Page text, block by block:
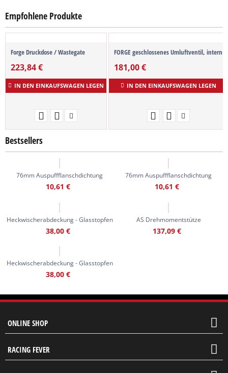
Empfohlene Produkte
Forge Druckdose / Wastegate
223,84€
IN DEN EINKAUFSWAGEN LEGEN
FORGE geschlossenes Umluftventil, intern
181,00€
IN DEN EINKAUFSWAGEN LEGEN
Bestsellers
76mm Auspuffflanschdichtung
10,61 €
76mm Auspuffflanschdichtung
10,61 €
Heckwischerabdeckung - Glasstopfen
38,00 €
AS Drehmomentstütze
137,09 €
Heckwischerabdeckung - Glasstopfen
38,00 €
ONLINE SHOP
RACING FEVER